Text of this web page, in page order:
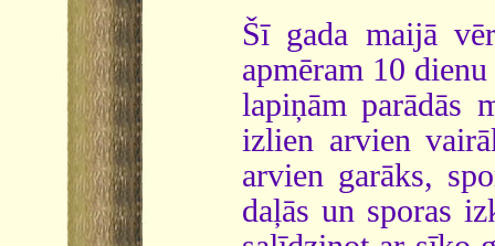
Šī gada maijā
apmēram 10
lapiņām parādās
izlien arvien
arvien garāks,
daļās un sporas